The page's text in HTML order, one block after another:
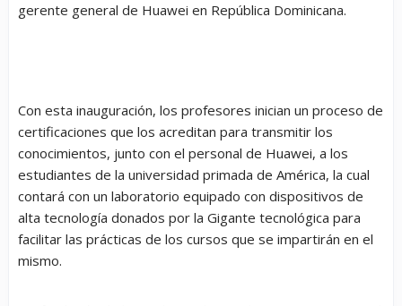
gerente general de Huawei en República Dominicana.
Con esta inauguración, los profesores inician un proceso de
certificaciones que los acreditan para transmitir los
conocimientos, junto con el personal de Huawei, a los
estudiantes de la universidad primada de América, la cual
contará con un laboratorio equipado con dispositivos de
alta tecnología donados por la Gigante tecnológica para
facilitar las prácticas de los cursos que se impartirán en el
mismo.